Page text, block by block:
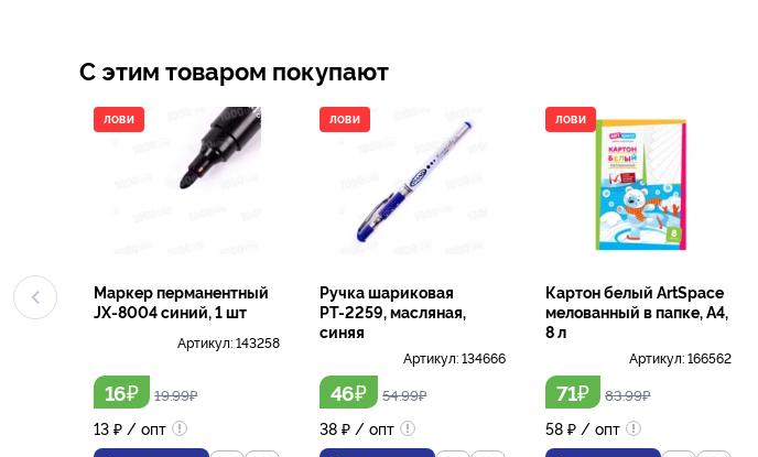
С этим товаром покупают
ЛОВИ
Маркер перманентный
JX-8004 синий, 1 шт
Артикул:143258
16₽ 19.99₽
13 ₽/ опт
ЛОВИ
Ручка шариковая
РТ-2259, масляная,
синяя
Артикул:134666
46₽ 54.99₽
38 ₽/ опт
ЛОВИ
Картон белый ArtSpace
мелованный в папке, А4,
8 л
Артикул:166562
71₽ 83.99₽
58 ₽/ опт